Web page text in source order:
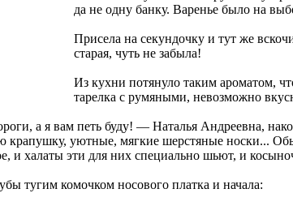
да не одну банку. Варенье было на
Присела на секундочку и тут же
старая, чуть не забыла!
Из кухни потянуло таким ароматом,
тарелка с румяными, невозможно
а я вам петь буду! — Наталья Андреевна,
крапушку, уютные, мягкие шерстяные носки...
и халаты эти для них специально шьют, и
тугим комочком носового платка и начала: